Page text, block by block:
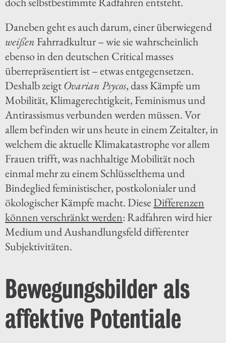
Daneben geht es auch darum, einer überwiegend
weißen Fahrradkultur – wie sie wahrscheinlich
ebenso in den deutschen Critical masses
überrepräsentiert ist – etwas entgegensetzen.
Deshalb zeigtOvarian Psycos, dass Kämpfe um
Mobilität, Klimagerechtigkeit, Feminismus und
Antirassismus verbunden werden müssen. Vor
allem befinden wir uns heute in einem Zeitalter, in
welchem die aktuelle Klimakatastrophe vor allem
Frauen trifft, was nachhaltige Mobilität noch
einmal mehr zu einem Schlüsselthema und
Bindeglied feministischer, postkolonialer und
ökologischer Kämpfe macht. Diese Differenzen
können verschränkt werden: Radfahren wird hier
Medium und Aushandlungsfeld differenter
Subjektivitäten.
Bewegungsbilder als
affektive Potentiale